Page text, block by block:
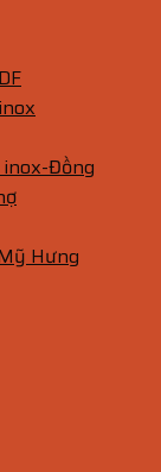
inox-Đồng
Hưng